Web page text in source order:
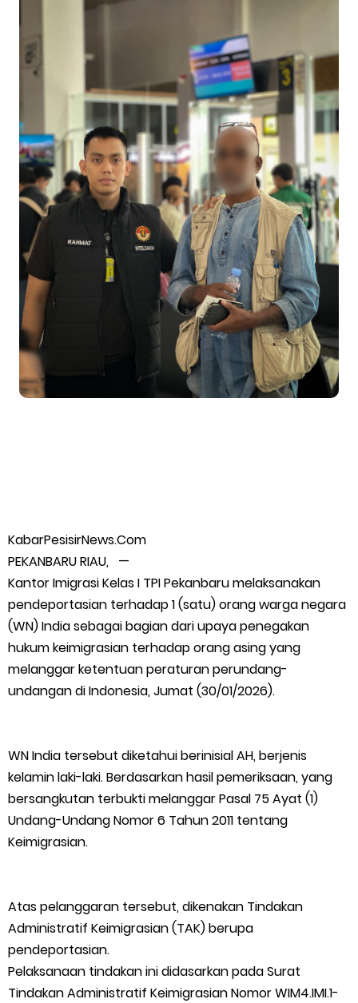
Penanganan Jalur Lembah Anai dan Malalak
Bupati Asmar Lepas 77 Kontingen Pramuka Meranti Ikuti
Jambore Nasional XII 2026 di Cibubur
Polres Kepulauan Meranti Gelar Ekspedisi Merah Putih" Jalin
Sinergitas dengan Insan Pers, Komunitas dan Mahasiswa
PLN Selat Panjang Minta Maaf, Janji Datangkan Mesin Sewa
Atasi Pemadaman di Merbau.
Warga Kecamatan Merbau dan Kecamatan Putri Puyu Tuntut
PLN: Hentikan Pemadaman dan Beri Kompensasi
FPMP.TB Bersama OPP Teluk Belitung, Dan Perwakilan
Bahas Stabilitas Wilayah dan Pembangunan Meranti
44 Tim Berlaga di Banglas Barat Cup II, Pemkab Meranti
Dorong Lahirnya Atlet Berprestasi
HUT IBI Ke-75, Bupati Asmar: Bidan Garda Terdepan Wujudkan
Generasi Emas Indonesia 2045
2026, Duta Putra Raih Juara Pertama
Bupati Asmar Buka Peluang Kolaborasi Meranti–Melaka di
Bidang Ekonomi, Pendidikan, dan Pariwisata
Bukittinggi–Padang Panjang–Sicincin Sangat Mendesak
Green Policing Goes to School, Ketua Bhayangkari Cabang
Kepulauan Meranti, Edukasi Anak TK Selamatkan Mangrove
KabarPesisirNews.Com
PEKANBARU RIAU, —
Kantor Imigrasi Kelas I TPI Pekanbaru melaksanakan
pendeportasian terhadap 1 (satu) orang warga negara
(WN) India sebagai bagian dari upaya penegakan
hukum keimigrasian terhadap orang asing yang
melanggar ketentuan peraturan perundang-
undangan di Indonesia, Jumat (30/01/2026).
WN India tersebut diketahui berinisial AH, berjenis
kelamin laki-laki. Berdasarkan hasil pemeriksaan, yang
bersangkutan terbukti melanggar Pasal 75 Ayat (1)
Undang-Undang Nomor 6 Tahun 2011 tentang
Keimigrasian.
Atas pelanggaran tersebut, dikenakan Tindakan
Administratif Keimigrasian (TAK) berupa
pendeportasian.
Pelaksanaan tindakan ini didasarkan pada Surat
Tindakan Administratif Keimigrasian Nomor WIM4.IMI.1-